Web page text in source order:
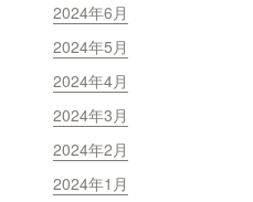
2024年6月
2024年5月
2024年4月
2024年3月
2024年2月
2024年1月